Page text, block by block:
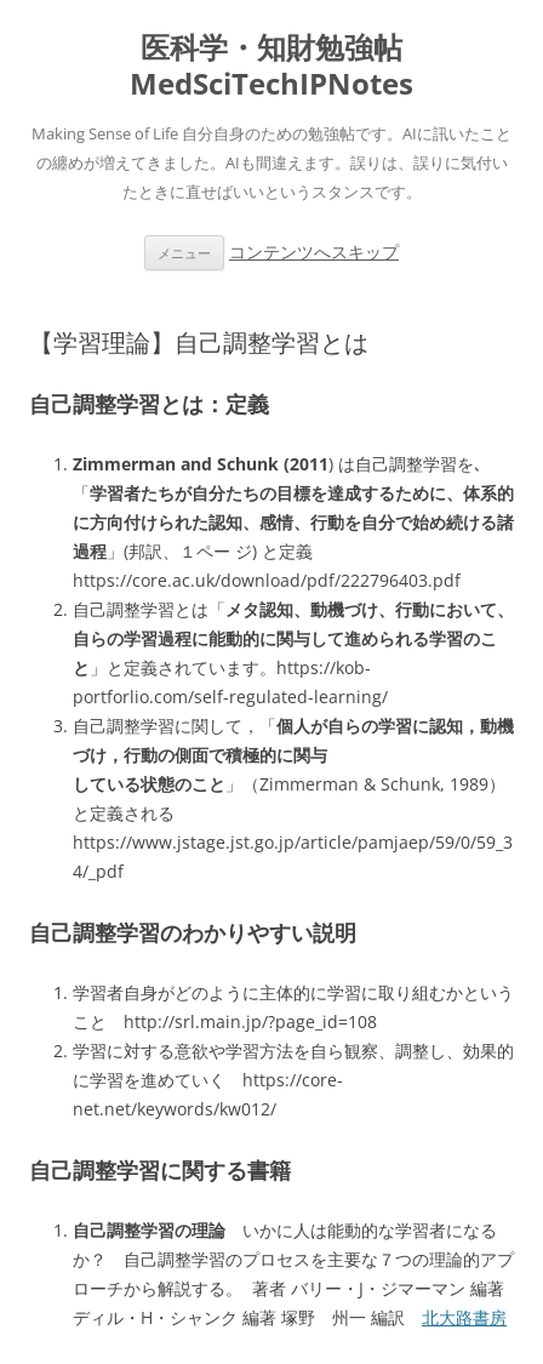
医科学・知財勉強帖
MedSciTechIPNotes
Making Sense of Life 自分自身のための勉強帖です。AIに訊いたこと
の纏めが増えてきました。AIも間違えます。誤りは、誤りに気付い
たときに直せばいいというスタンスです。
メニュー コンテンツへスキップ
【学習理論】自己調整学習とは
自己調整学習とは：定義
Zimmerman and Schunk (2011) は自己調整学習を､
「学習者たちが自分たちの目標を達成するために、体系的
に方向付けられた認知、感情、行動を自分で始め続ける諸
過程 」(邦訳、１ペー ジ) と定義
https://core.ac.uk/download/pdf/222796403.pdf
自己調整学習とは「メタ認知、動機づけ、行動において、
自らの学習過程に能動的に関与して進められる学習のこ
と 」と定義されています。https://kob-
portforlio.com/self-regulated-learning/
自己調整学習に関して，「個人が自らの学習に認知，動機
づけ，行動の側面で積極的に関与
している状態のこと 」（Zimmerman & Schunk, 1989）
と定義される
https://www.jstage.jst.go.jp/article/pamjaep/59/0/59_3
4/_pdf
自己調整学習のわかりやすい説明
学習者自身がどのように主体的に学習に取り組むかという
こと http://srl.main.jp/?page_id=108
学習に対する意欲や学習方法を自ら観察、調整し、効果的
に学習を進めていく https://core-
net.net/keywords/kw012/
自己調整学習に関する書籍
自己調整学習の理論 いかに人は能動的な学習者になる
か？ 自己調整学習のプロセスを主要な７つの理論的アプ
ローチから解説する。 著者 バリー・J・ジマーマン 編著
ディル・H・シャンク 編著 塚野 州一 編訳 北大路書房